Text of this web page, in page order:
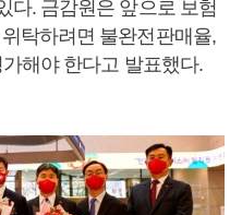
다. 금감원은 앞으로 보험
탁하려면 불완전판매율,
해야 한다고 발표했다.